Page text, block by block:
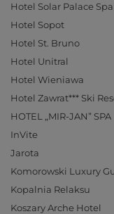
Hotel Solar Palace
Hotel Sopot
Hotel St. Bruno
Hotel Unitral
Hotel Wieniawa
Hotel Zawrat*** Ski
HOTEL „MIR-JAN” SPA
InVite
Jarota
Komorowski Luxury
Kopalnia Relaksu
Koszary Arche Hotel